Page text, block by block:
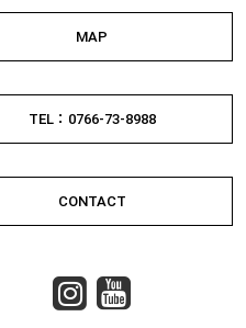
MAP
TEL：0766-73-8988
CONTACT